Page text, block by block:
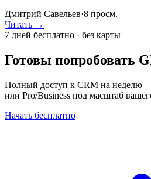
Дмитрий Савельев·8 просм.
Читать →
7 дней бесплатно · без карты
Готовы попробовать
Полный доступ к CRM на неделю
или Pro/Business под масштаб
Начать бесплатно